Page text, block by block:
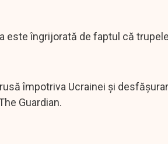
este îngrijorată de faptul că
împotriva Ucrainei și
Guardian.